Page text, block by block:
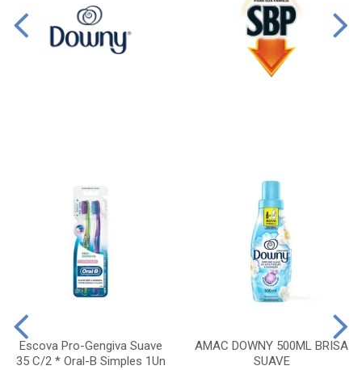
Escova Pro-Gengiva Suave
35 C/2 * Oral-B Simples 1Un
AMAC DOWNY 500ML BRISA
SUAVE